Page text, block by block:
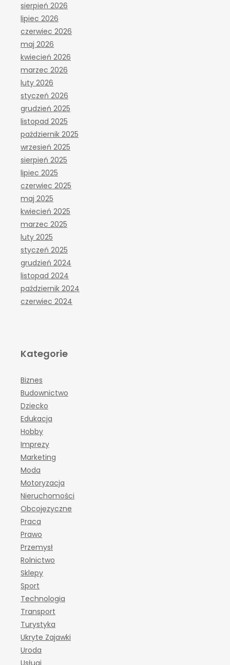
sierpień 2026
lipiec 2026
czerwiec 2026
maj 2026
kwiecień 2026
marzec 2026
luty 2026
styczeń 2026
grudzień 2025
listopad 2025
październik 2025
wrzesień 2025
sierpień 2025
lipiec 2025
czerwiec 2025
maj 2025
kwiecień 2025
marzec 2025
luty 2025
styczeń 2025
grudzień 2024
listopad 2024
październik 2024
czerwiec 2024
Kategorie
Biznes
Budownictwo
Dziecko
Edukacja
Hobby
Imprezy
Marketing
Moda
Motoryzacja
Nieruchomości
Obcojęzyczne
Praca
Prawo
Przemysł
Rolnictwo
Sklepy
Sport
Technologia
Transport
Turystyka
Ukryte Zajawki
Uroda
Usługi